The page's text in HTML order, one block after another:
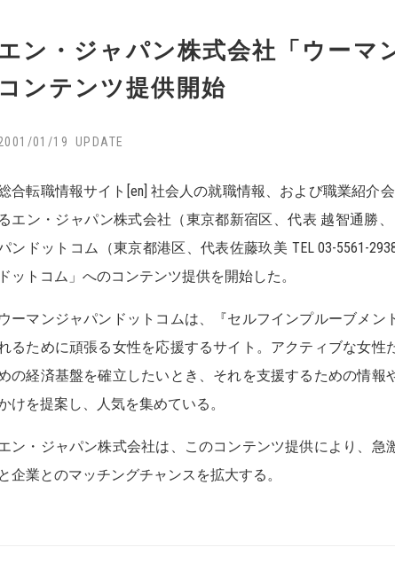
エン・ジャパン株式会社「ウーマ
コンテンツ提供開始
01/19
合転職情報サイト[en] 社会人の就職情報、および職業紹介
るエン・ジャパン株式会社（東京都新宿区、代表 越智通勝、
ンドットコム（東京都港区、代表佐藤玖美 TEL 03-5561-
ドットコム」へのコンテンツ提供を開始した。
ウーマンジャパンドットコムは、『セルフインプルーブメ
るために頑張る女性を応援するサイト。アクティブな女性
の経済基盤を確立したいとき、それを支援するための情報
けを提案し、人気を集めている。
ン・ジャパン株式会社は、このコンテンツ提供により、
と企業とのマッチングチャンスを拡大する。